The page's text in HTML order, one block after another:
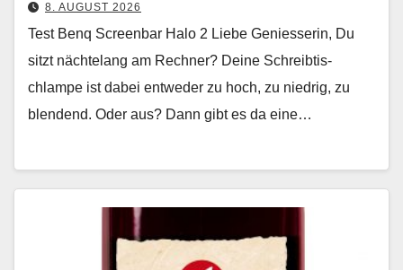
8. AUGUST 2026
Test Benq Screenbar Halo 2 Liebe Geniesserin, Du
sitzt nächte­lang am Rech­n­er? Deine Schreibtis­
chlampe ist dabei entwed­er zu hoch, zu niedrig, zu
blendend. Oder aus? Dann gibt es da eine…